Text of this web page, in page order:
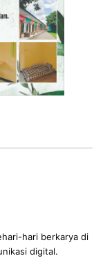
hari berkarya di
digital.